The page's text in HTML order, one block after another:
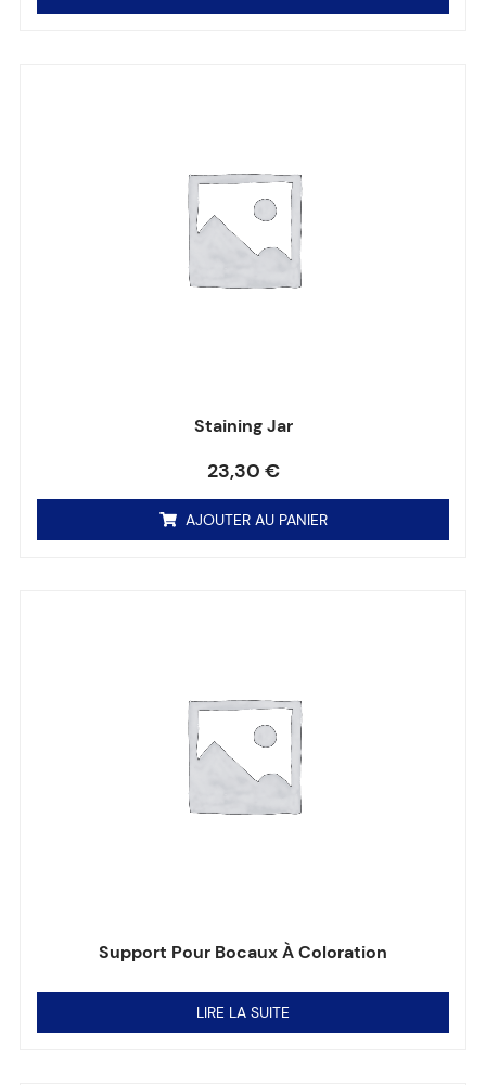
Staining Jar
23,30 €
AJOUTER AU PANIER
Support Pour Bocaux À Coloration
LIRE LA SUITE